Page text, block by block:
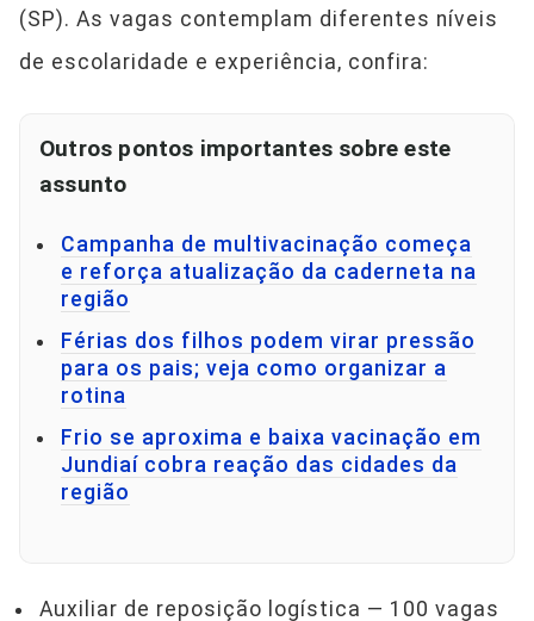
(SP). As vagas contemplam diferentes níveis
de escolaridade e experiência, confira:
Outros pontos importantes sobre este
assunto
Campanha de multivacinação começa
e reforça atualização da caderneta na
região
Férias dos filhos podem virar pressão
para os pais; veja como organizar a
rotina
Frio se aproxima e baixa vacinação em
Jundiaí cobra reação das cidades da
região
Auxiliar de reposição logística — 100 vagas